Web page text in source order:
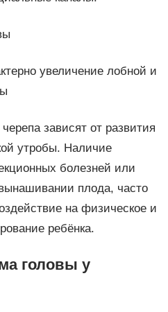
увеличение лобной и
зависят от развития
утробы. Наличие
болезней или
плода, часто
на физическое и
ребёнка.
головы у